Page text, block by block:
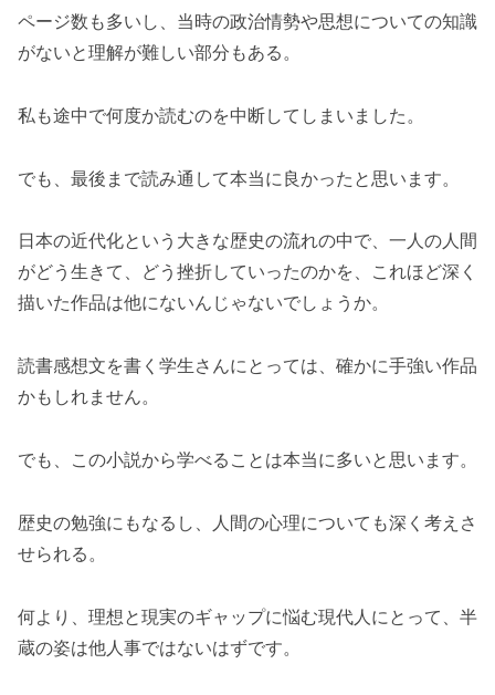
ページ数も多いし、当時の政治情勢や思想についての知識
がないと理解が難しい部分もある。
私も途中で何度か読むのを中断してしまいました。
でも、最後まで読み通して本当に良かったと思います。
日本の近代化という大きな歴史の流れの中で、一人の人間
がどう生きて、どう挫折していったのかを、これほど深く
描いた作品は他にないんじゃないでしょうか。
読書感想文を書く学生さんにとっては、確かに手強い作品
かもしれません。
でも、この小説から学べることは本当に多いと思います。
歴史の勉強にもなるし、人間の心理についても深く考えさ
せられる。
何より、理想と現実のギャップに悩む現代人にとって、半
蔵の姿は他人事ではないはずです。